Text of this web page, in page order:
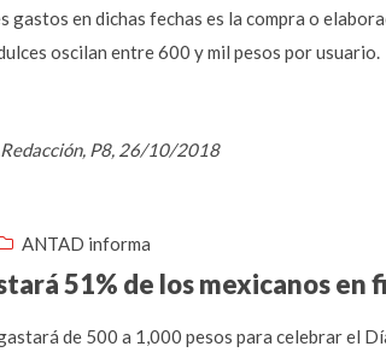
gastos en dichas fechas es la compra o
oscilan entre 600 y mil pesos por usuario.
P8, 26/10/2018
ANTAD informa
51% de los mexicanos en
de 500 a 1,000 pesos para celebrar el